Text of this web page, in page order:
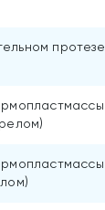
протезе